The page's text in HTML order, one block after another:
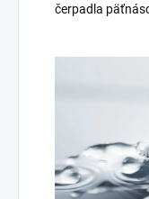
čerpadla